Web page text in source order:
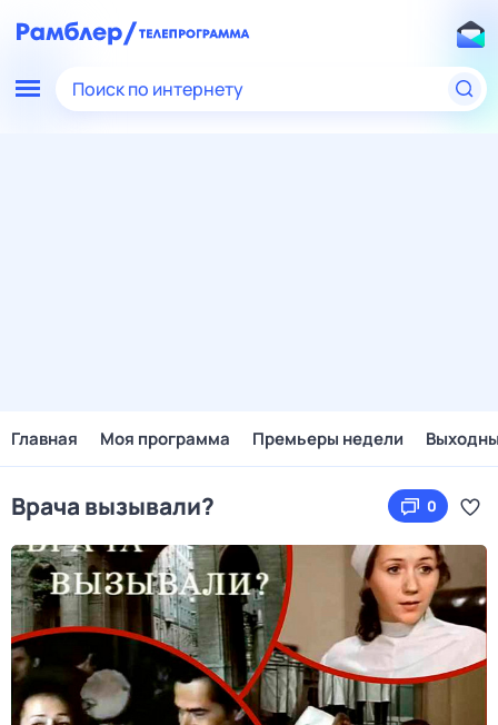
Поиск по интернету
Главная Моя программа Премьеры недели
Врача вызывали? 0